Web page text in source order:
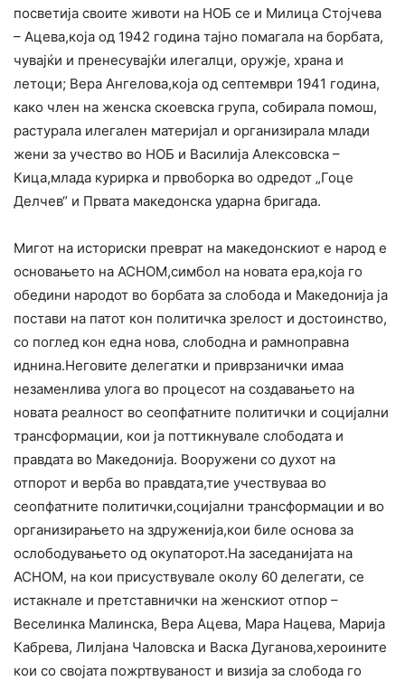
посветија своите животи на НОБ се и Милица Стојчева
– Ацева,која од 1942 година тајно помагала на борбата,
чувајќи и пренесувајќи илегалци, оружје, храна и
летоци; Вера Ангелова,која од септември 1941 година,
како член на женска скоевска група, собирала помош,
растурала илегален материјал и организирала млади
жени за учество во НОБ и Василија Алексовска –
Кица,млада курирка и првоборка во одредот „Гоце
Делчев“ и Првата македонска ударна бригада.
Мигот на историски преврат на македонскиот е народ е
основањето на АСНОМ,симбол на новата ера,која го
обедини народот во борбата за слобода и Македонија ја
постави на патот кон политичка зрелост и достоинство,
со поглед кон една нова, слободна и рамноправна
иднина.Неговите делегатки и приврзанички имаа
незаменлива улога во процесот на создавањето на
новата реалност во сеопфатните политички и социјални
трансформации, кои ја поттикнувале слободата и
правдата во Македонија. Вооружени со духот на
отпорот и верба во правдата,тие учествуваа во
сеопфатните политички,социјални трансформации и во
организирањето на здруженија,кои биле основа за
ослободувањето од окупаторот.На заседанијата на
АСНОМ, на кои присуствувале околу 60 делегати, се
истакнале и претставнички на женскиот отпор –
Веселинка Малинска, Вера Ацева, Мара Нацева, Марија
Кабрева, Лилјана Чаловска и Васка Дуганова,хероините
кои со својата пожртвуваност и визија за слобода го